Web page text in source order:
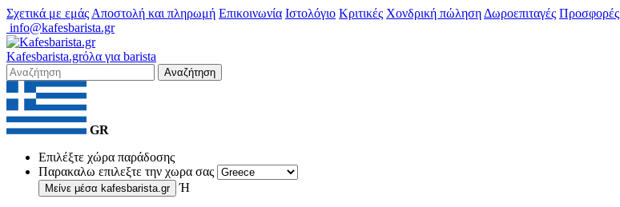
Σχετικά με εμάς Αποστολή και πληρωμή Επικοινωνία Ιστολόγιο Κριτικές Χονδρική πώληση Δωροεπιταγές Προσφορές
info@kafesbarista.gr
Kafesbarista.grόλα για barista
Αναζήτηση
GR
Επιλέξτε χώρα παράδοσης
Παρακαλω επιλεξτε την χωρα σας
Μείνε μέσα kafesbarista.gr Ή